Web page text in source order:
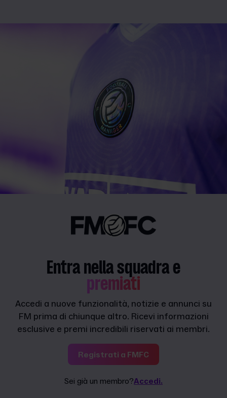
Entra nella squadra e
premiati
Accedi a nuove funzionalità, notizie e annunci su
FM prima di chiunque altro. Ricevi informazioni
esclusive e premi incredibili riservati ai membri.
Registrati a FMFC
Sei già un membro?Accedi.